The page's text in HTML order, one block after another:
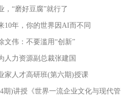
，“磨好豆腐”就行了
10年，你的世界因AI而不同
文伟：不要滥用“创新”
人力资源副总裁张建国
家人才高研班(第六期)授课
期)讲授《世界一流企业文化与现代管